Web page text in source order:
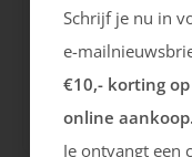
Rieker
Cristallino
Schrijf je nu in
e-
€10,- korting
online aankoop.
Je ontvangt een